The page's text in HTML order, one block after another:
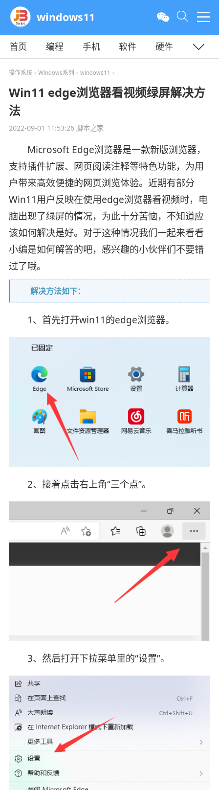
windows11
首页 编程 手机 软件
硬件
教程
平面 服务器
操作系统> Windows系列 > windows11 >
Win11 edge浏览器看视频绿屏解决方
法
2022-09-01 11:53:26脚本之家
Microsoft Edge浏览器是一款新版浏览器，
支持插件扩展、网页阅读注释等特色功能，为用
户带来高效便捷的网页浏览体验。近期有部分
Win11用户反映在使用edge浏览器看视频时，电
脑出现了绿屏的情况，为此十分苦恼，不知道应
该如何解决是好。对于这种情况我们一起来看看
小编是如何解答的吧，感兴趣的小伙伴们不要错
过了哦。
解决方法如下：
1、首先打开win11的edge浏览器。
2、接着点击右上角“三个点”。
3、然后打开下拉菜单里的“设置”。